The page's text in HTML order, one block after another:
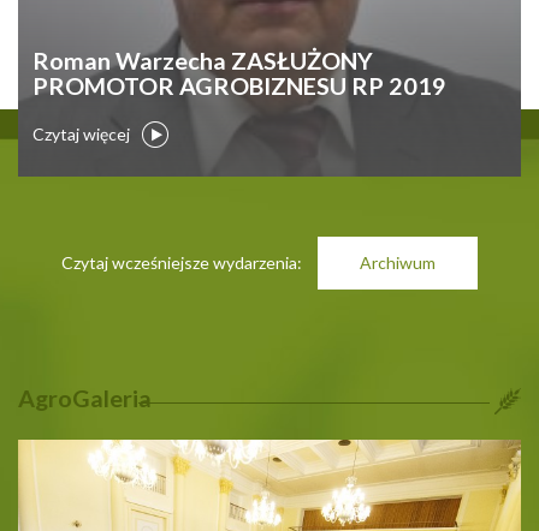
Roman Warzecha ZASŁUŻONY
PROMOTOR AGROBIZNESU RP 2019
Czytaj więcej
Czytaj wcześniejsze wydarzenia: Archiwum
AgroGaleria